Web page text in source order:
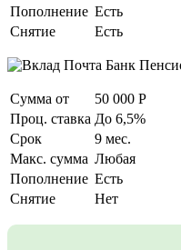
Пополнение Есть
Снятие
Есть
Сумма от
50 000 Р
Проц. ставка До 6,5%
Срок
9 мес.
Макс. сумма Любая
Пополнение Есть
Снятие
Нет